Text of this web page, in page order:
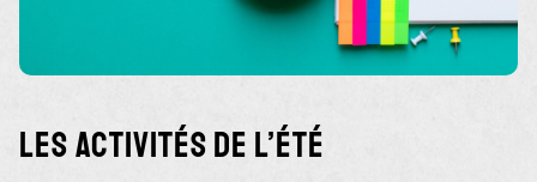
les activités de l’été